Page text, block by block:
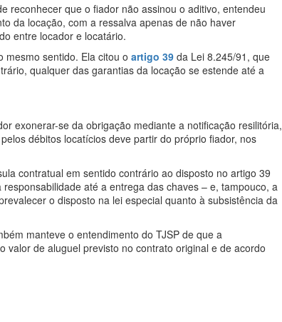
reconhecer que o fiador não assinou o aditivo, entendeu
da locação, com a ressalva apenas de não haver
entre locador e locatário.
mesmo sentido. Ela citou o artigo 39 da Lei 8.245/91, que
qualquer das garantias da locação se estende até a
exonerar-se da obrigação mediante a notificação resilitória,
débitos locatícios deve partir do próprio fiador, nos
contratual em sentido contrário ao disposto no artigo 39
até a entrega das chaves – e, tampouco, a
o disposto na lei especial quanto à subsistência da
manteve o entendimento do TJSP de que a
valor de aluguel previsto no contrato original e de acordo